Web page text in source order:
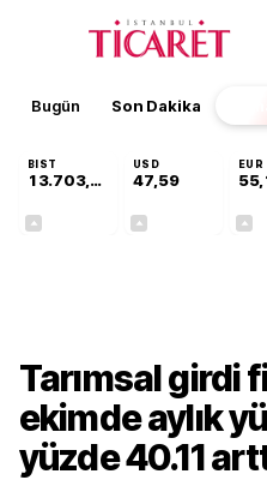
Bugün Son Dakika
BIST
13.703,13
USD
47,59
EUR
Tarımsal girdi
ekimde aylık
yüzde 40.11